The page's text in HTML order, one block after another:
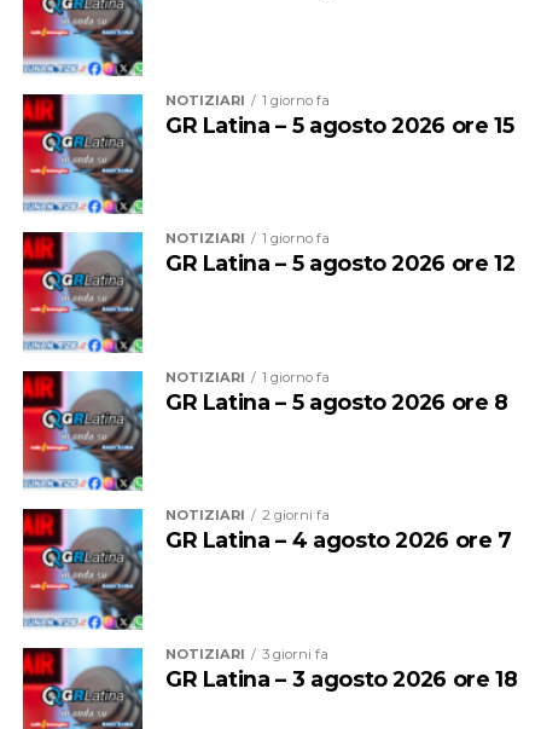
Un gruppo di residenti preoccupato dall’insistenza
dell’allarme, posizionato sulla facciata che si trova su
Via Lago Ascianghi, la parte dell’edificio di recente
ristrutturata, ha dichiarato di aver segnalato la
situazione alle forze dell’ordine e in particolare ai vigili
del fuoco, temendo inizialmente che si trattasse di un
dispositivo antincendio, ma quando si è appurato che
non c’erano fiamme all’interno della sede universitaria,
l’allarme ha continuato a suonare ininterrottamente
mettendo a dura prova i nervi di chi è obbligato a subire.
aggiornamento
– Intorno alle 10 del mattino di
domenica sono arrivati in Via Lago Ascianghi mezzi da
NOTIZIARI 1 giorno fa
GR Latina – 5 agosto 2026 ore 15
NOTIZIARI 1 giorno fa
GR Latina – 5 agosto 2026 ore 12
NOTIZIARI 1 giorno fa
GR Latina – 5 agosto 2026 ore 8
NOTIZIARI 2 giorni fa
GR Latina – 4 agosto 2026 ore 7
NOTIZIARI 3 giorni fa
GR Latina – 3 agosto 2026 ore 18